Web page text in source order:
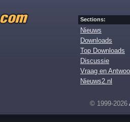
Sections:
Nieuws
Downloads
Top Downloads
Discussie
Vraag en
Nieuws2.nl
© 1999-2026